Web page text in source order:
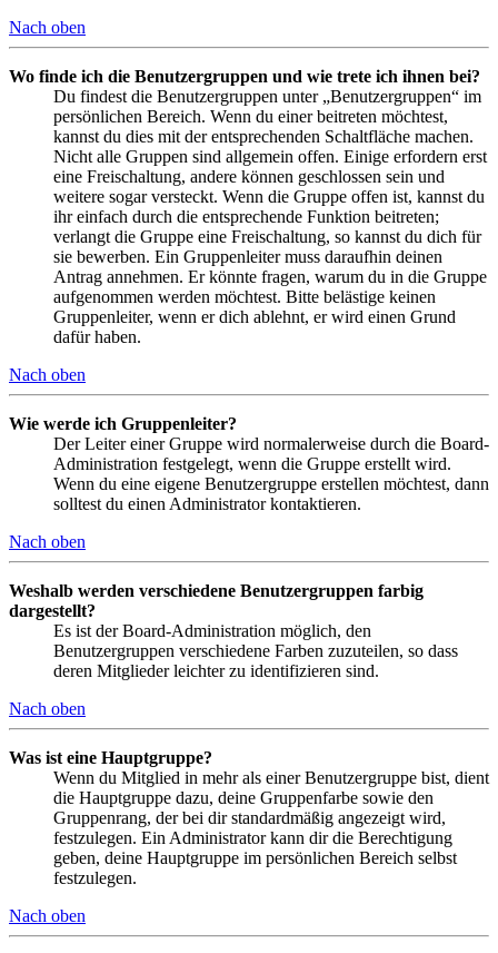
Nach oben
Wo finde ich die Benutzergruppen und wie trete ich ihnen bei?
Du findest die Benutzergruppen unter „Benutzergruppen“ im
persönlichen Bereich. Wenn du einer beitreten möchtest,
kannst du dies mit der entsprechenden Schaltfläche machen.
Nicht alle Gruppen sind allgemein offen. Einige erfordern erst
eine Freischaltung, andere können geschlossen sein und
weitere sogar versteckt. Wenn die Gruppe offen ist, kannst du
ihr einfach durch die entsprechende Funktion beitreten;
verlangt die Gruppe eine Freischaltung, so kannst du dich für
sie bewerben. Ein Gruppenleiter muss daraufhin deinen
Antrag annehmen. Er könnte fragen, warum du in die Gruppe
aufgenommen werden möchtest. Bitte belästige keinen
Gruppenleiter, wenn er dich ablehnt, er wird einen Grund
dafür haben.
Nach oben
Wie werde ich Gruppenleiter?
Der Leiter einer Gruppe wird normalerweise durch die Board-
Administration festgelegt, wenn die Gruppe erstellt wird.
Wenn du eine eigene Benutzergruppe erstellen möchtest, dann
solltest du einen Administrator kontaktieren.
Nach oben
Weshalb werden verschiedene Benutzergruppen farbig
dargestellt?
Es ist der Board-Administration möglich, den
Benutzergruppen verschiedene Farben zuzuteilen, so dass
deren Mitglieder leichter zu identifizieren sind.
Nach oben
Was ist eine Hauptgruppe?
Wenn du Mitglied in mehr als einer Benutzergruppe bist, dient
die Hauptgruppe dazu, deine Gruppenfarbe sowie den
Gruppenrang, der bei dir standardmäßig angezeigt wird,
festzulegen. Ein Administrator kann dir die Berechtigung
geben, deine Hauptgruppe im persönlichen Bereich selbst
festzulegen.
Nach oben